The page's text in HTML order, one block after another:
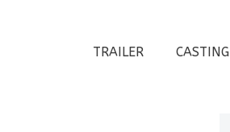
TRAILER CASTING